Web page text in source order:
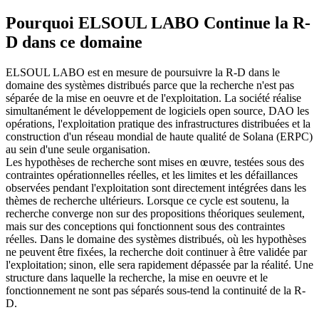
Pourquoi ELSOUL LABO Continue la R-
D dans ce domaine
ELSOUL LABO est en mesure de poursuivre la R-D dans le
domaine des systèmes distribués parce que la recherche n'est pas
séparée de la mise en oeuvre et de l'exploitation. La société réalise
simultanément le développement de logiciels open source, DAO les
opérations, l'exploitation pratique des infrastructures distribuées et la
construction d'un réseau mondial de haute qualité de Solana (ERPC)
au sein d'une seule organisation.
Les hypothèses de recherche sont mises en œuvre, testées sous des
contraintes opérationnelles réelles, et les limites et les défaillances
observées pendant l'exploitation sont directement intégrées dans les
thèmes de recherche ultérieurs. Lorsque ce cycle est soutenu, la
recherche converge non sur des propositions théoriques seulement,
mais sur des conceptions qui fonctionnent sous des contraintes
réelles. Dans le domaine des systèmes distribués, où les hypothèses
ne peuvent être fixées, la recherche doit continuer à être validée par
l'exploitation; sinon, elle sera rapidement dépassée par la réalité. Une
structure dans laquelle la recherche, la mise en oeuvre et le
fonctionnement ne sont pas séparés sous-tend la continuité de la R-
D.